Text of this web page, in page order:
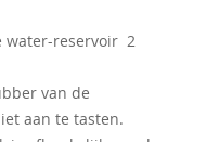
water-reservoir 2
van de
aan te tasten.